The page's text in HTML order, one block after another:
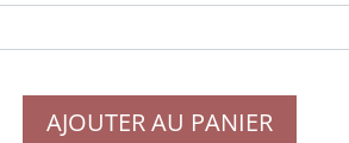
AJOUTER AU PANIER